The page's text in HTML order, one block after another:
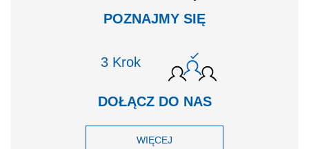
POZNAJMY SIĘ
Krok
DOŁĄCZ DO NAS
WIĘCEJ